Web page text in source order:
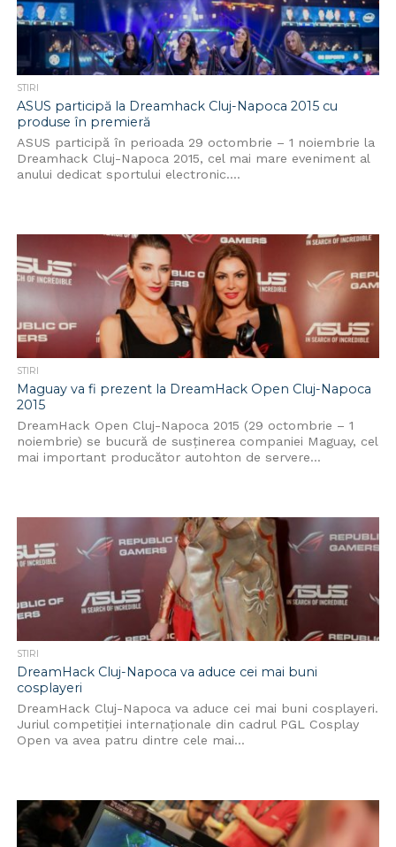
STIRI
ASUS participă la Dreamhack Cluj-Napoca 2015 cu
produse în premieră
ASUS participă în perioada 29 octombrie – 1 noiembrie la
Dreamhack Cluj-Napoca 2015, cel mai mare eveniment al
anului dedicat sportului electronic....
STIRI
Maguay va fi prezent la DreamHack Open Cluj-Napoca
2015
DreamHack Open Cluj-Napoca 2015 (29 octombrie – 1
noiembrie) se bucură de susținerea companiei Maguay, cel
mai important producător autohton de servere...
STIRI
DreamHack Cluj-Napoca va aduce cei mai buni
cosplayeri
DreamHack Cluj-Napoca va aduce cei mai buni cosplayeri.
Juriul competiției internaționale din cadrul PGL Cosplay
Open va avea patru dintre cele mai...